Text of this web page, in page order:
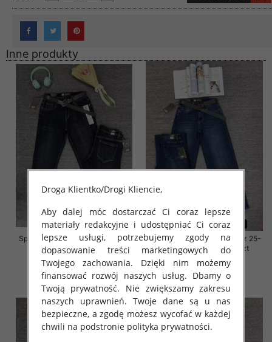
Inne produkty
Spodnie damskie jeansy Roz 29-
36, 1 Kolor Paczka 10 szt
57.00 zł
szczegóły
Spodnie damskie jeansy Roz 25-
30, 1 Kolor Paczka 10 szt
61.00 zł
szczegóły
Droga Klientko/Drogi Kliencie,
Aby dalej móc dostarczać Ci coraz lepsze
materiały redakcyjne i udostępniać Ci coraz
lepsze usługi, potrzebujemy zgody na
dopasowanie treści marketingowych do
Twojego zachowania. Dzięki nim możemy
finansować rozwój naszych usług. Dbamy o
Twoją prywatność. Nie zwiększamy zakresu
naszych uprawnień. Twoje dane są u nas
bezpieczne, a zgodę możesz wycofać w każdej
chwili na podstronie polityka prywatności.